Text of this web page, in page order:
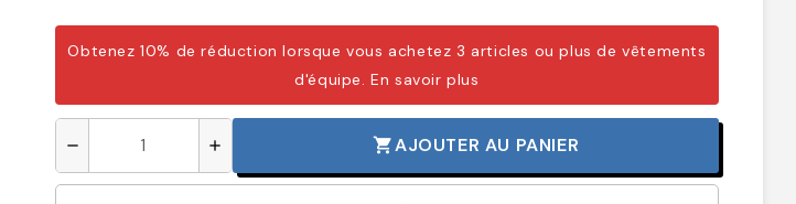
Obtenez 10% de réduction lorsque vous achetez 3 articles ou plus de vêtements
d'équipe.En savoir plus
remove add shopping_cartAJOUTER AU PANIER